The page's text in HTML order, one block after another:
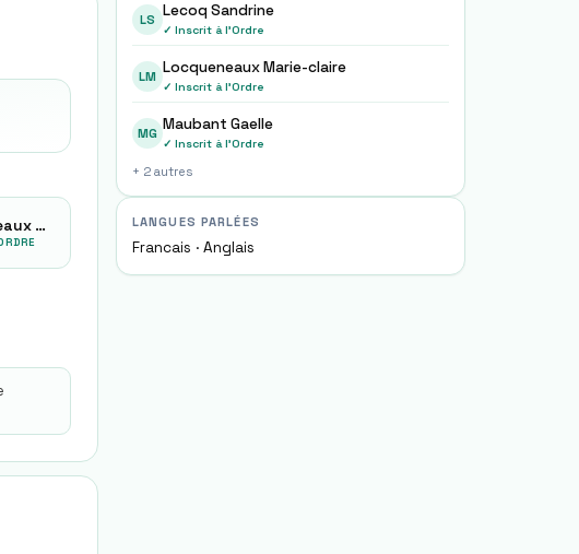
Locqueneaux Marie-claire
LS Lecoq Sandrine
✓ Inscrit à l'Ordre
LM Locqueneaux Marie-claire
✓ Inscrit à l'Ordre
MG Maubant Gaelle
✓ Inscrit à l'Ordre
+ 2 autres
LANGUES PARLÉES
Francais · Anglais